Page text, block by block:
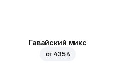
Гавайский микс
от435 ₺